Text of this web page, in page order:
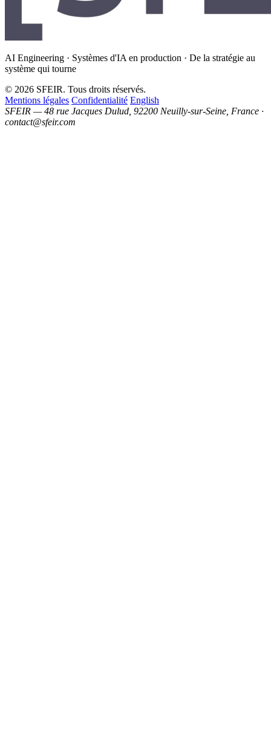
AI Engineering · Systèmes d'IA en production · De la stratégie au
système qui tourne
© 2026 SFEIR. Tous droits réservés.
Mentions légales Confidentialité English
SFEIR — 48 rue Jacques Dulud, 92200 Neuilly-sur-Seine, France ·
contact@sfeir.com